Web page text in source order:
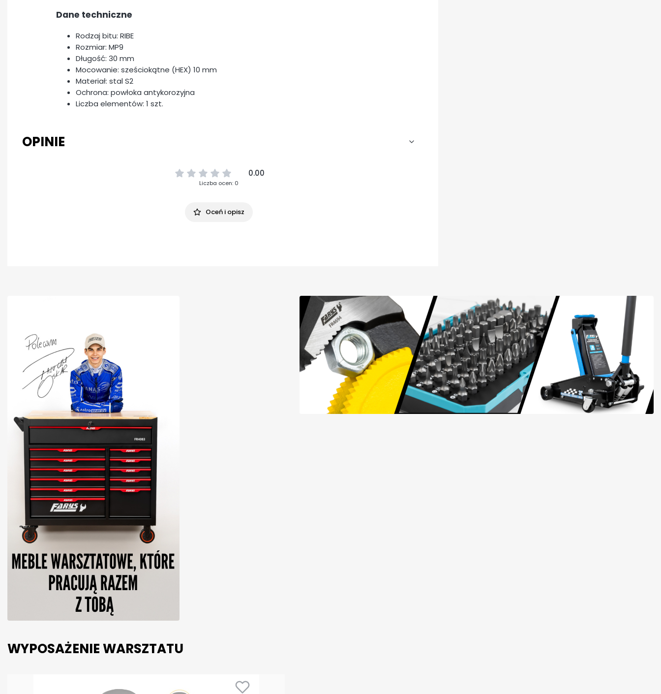
Dane techniczne
Rodzaj bitu: RIBE
Rozmiar: MP9
Długość: 30 mm
Mocowanie: sześciokątne (HEX) 10 mm
Materiał: stal S2
Ochrona: powłoka antykorozyjna
Liczba elementów: 1 szt.
OPINIE
0.00
Liczba ocen: 0
Oceń i opisz
WYPOSAŻENIE WARSZTATU